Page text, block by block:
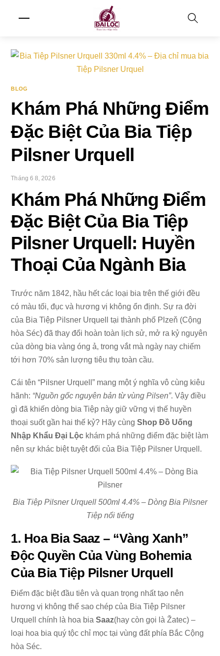
Menu
BLOG
Khám Phá Những Điểm
Đặc Biệt Của Bia Tiệp
Pilsner Urquell
Tháng 6 8, 2026
Khám Phá Những Điểm
Đặc Biệt Của Bia Tiệp
Pilsner Urquell: Huyền
Thoại Của Ngành Bia
Trước năm 1842, hầu hết các loại bia trên thế giới đều
có màu tối, đục và hương vị không ổn định. Sự ra đời
của Bia Tiệp Pilsner Urquell tại thành phố Plzeň (Cộng
hòa Séc) đã thay đổi hoàn toàn lịch sử, mở ra kỷ nguyên
của dòng bia vàng óng ả, trong vắt mà ngày nay chiếm
tới hơn 70% sản lượng tiêu thụ toàn cầu.
Cái tên “Pilsner Urquell” mang một ý nghĩa vô cùng kiêu
hãnh: “Nguồn gốc nguyên bản từ vùng Pilsen”. Vậy điều
gì đã khiến dòng bia Tiệp này giữ vững vị thế huyền
thoại suốt gần hai thế kỷ? Hãy cùngShop Đồ Uống
Nhập Khẩu Đại Lộc khám phá những điểm đặc biệt làm
nên sự khác biệt tuyệt đối của Bia Tiệp Pilsner Urquell.
Bia Tiệp Pilsner Urquell 500ml 4.4% – Dòng Bia Pilsner
Tiệp nổi tiếng
1. Hoa Bia Saaz – “Vàng Xanh”
Độc Quyền Của Vùng Bohemia
Của Bia Tiệp Pilsner Urquell
Điểm đặc biệt đầu tiên và quan trọng nhất tạo nên
hương vị không thể sao chép của Bia Tiệp Pilsner
Urquell chính là hoa biaSaaz(hay còn gọi là Žatec) –
loại hoa bia quý tộc chỉ mọc tại vùng đất phía Bắc Cộng
hòa Séc.